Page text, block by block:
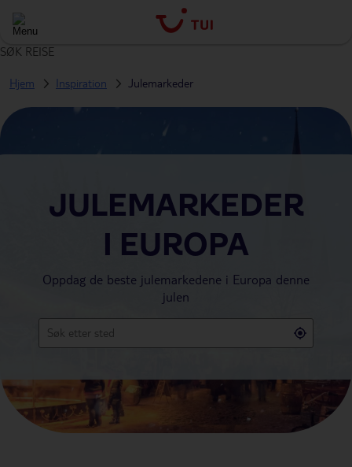
SØK REISE
Hjem Inspiration Julemarkeder
JULEMARKEDER
I EUROPA
Oppdag de beste julemarkedene i Europa denne
julen